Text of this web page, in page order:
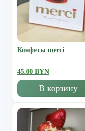
Конфеты merci
45.00 BYN
В корзину